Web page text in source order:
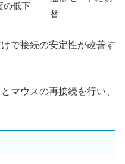
の低下
替
で接続の安定性が改善す
マウスの再接続を行い、